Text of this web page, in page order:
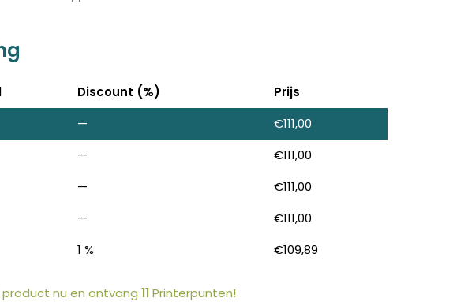
Discount (%)
Prijs
— €111,00
— €111,00
— €111,00
— €111,00
1 % €109,89
nu en ontvang 11Printerpunten!